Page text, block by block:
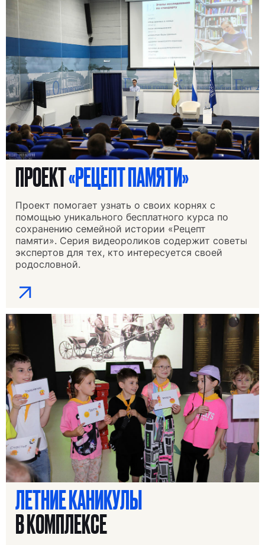
ПРОЕКТ«РЕЦЕПТ ПАМЯТИ»
Проект помогает узнать о своих корнях с
помощью уникального бесплатного курса по
сохранению семейной истории «Рецепт
памяти». Серия видеороликов содержит советы
экспертов для тех, кто интересуется своей
родословной.
ЛЕТНИЕ КАНИКУЛЫ
В КОМПЛЕКСЕ